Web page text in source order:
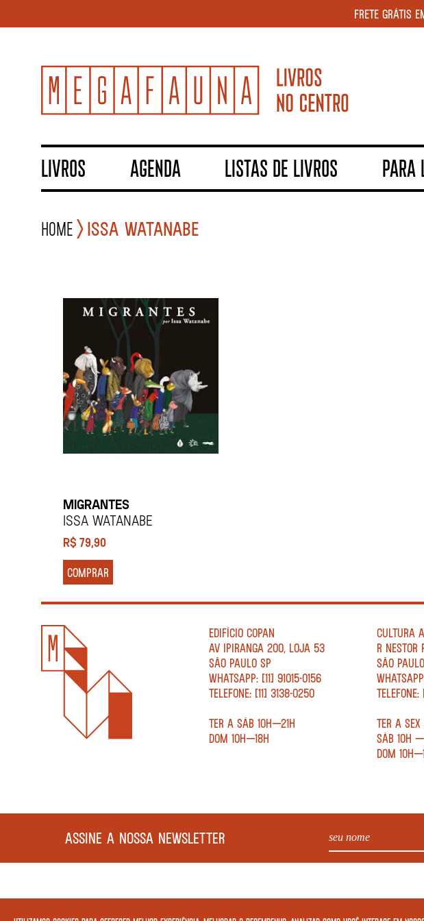
FRETE GRÁTIS
LIVROS AGENDA LISTAS DE LIVROS PARA
Home Issa Watanabe
MIGRANTES
Issa Watanabe
R$79,90
COMPRAR
EDIFÍCIO COPAN
AV IPIRANGA 200, LOJA 53
SÃO PAULO SP
WHATSAPP: [11] 91015-0156
TELEFONE: [11] 3138-0250
TER A SÁB 10H—21H
DOM 10H—18H
CULTURA
R NESTOR
SÃO
TER A
SÁB 10H
DOM
ASSINE A NOSSA NEWSLETTER